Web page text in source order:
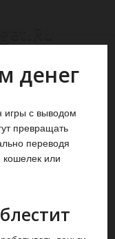
денег
игры с выводом
превращать
переводя
кошелек или